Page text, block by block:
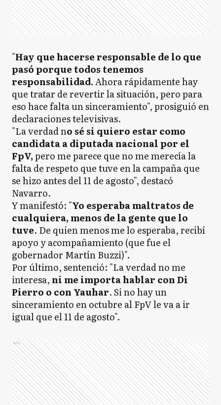
"Hay que hacerse responsable de lo que
pasó porque todos tenemos
responsabilidad.Ahora rápidamente hay
que tratar de revertir la situación, pero para
eso hace falta un sinceramiento", prosiguió en
declaraciones televisivas.
"La verdad no sé si quiero estar como
candidata a diputada nacional por el
FpV,pero me parece que no me merecía la
falta de respeto que tuve en la campaña que
se hizo antes del 11 de agosto", destacó
Navarro.
Y manifestó: "Yo esperaba maltratos de
cualquiera, menos de la gente que lo
tuve. De quien menos me lo esperaba, recibí
apoyo y acompañamiento (que fue el
gobernador Martín Buzzi)".
Por último, sentenció: "La verdad no me
interesa, ni me importa hablar con Di
Pierro o con Yauhar. Si no hay un
sinceramiento en octubre al FpV le va a ir
igual que el 11 de agosto".
Ads